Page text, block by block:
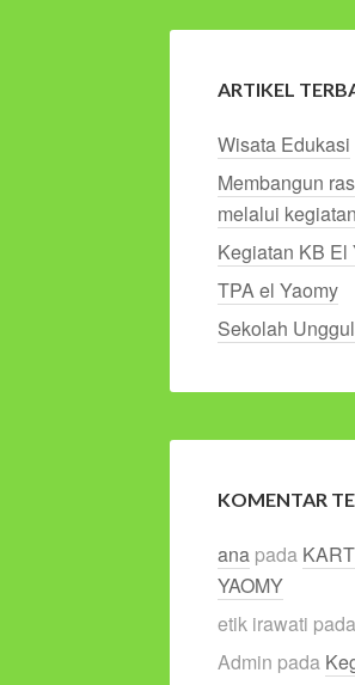
ARTIKEL
Wisata Edukasi
Membangun
melalui
Kegiatan KB El
TPA el Yaomy
Sekolah
KOMENTAR
ana pada
YAOMY
etik irawati pada
Admin pada